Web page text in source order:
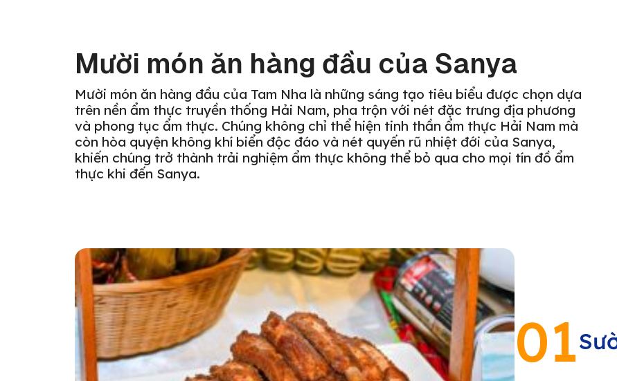
Mười món ăn hàng đầu của Sanya
Mười món ăn hàng đầu của Tam Nha là những sáng tạo tiêu biểu được chọn dựa
trên nền ẩm thực truyền thống Hải Nam, pha trộn với nét đặc trưng địa phương
và phong tục ẩm thực. Chúng không chỉ thể hiện tinh thần ẩm thực Hải Nam mà
còn hòa quyện không khí biển độc đáo và nét quyến rũ nhiệt đới của Sanya,
khiến chúng trở thành trải nghiệm ẩm thực không thể bỏ qua cho mọi tín đồ ẩm
thực khi đến Sanya.
01